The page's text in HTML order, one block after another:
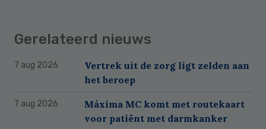
Gerelateerd nieuws
7 aug 2026
Vertrek uit de zorg ligt zelden aan
het beroep
7 aug 2026
Máxima MC komt met routekaart
voor patiënt met darmkanker